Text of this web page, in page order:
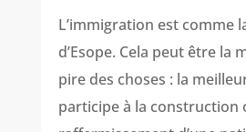
L’immigration est comme
d’Esope. Cela peut être la
pire des choses : la
participe à la construction